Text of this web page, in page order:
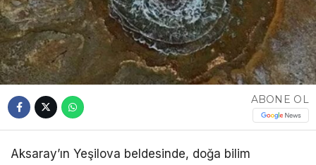
ABONE OL
Aksaray’ın Yeşilova beldesinde, doğa bilim